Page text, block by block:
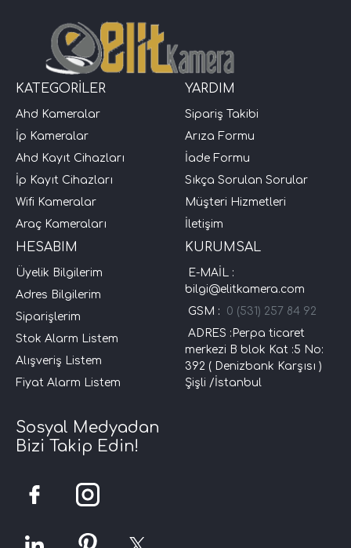
KATEGORİLER
Ahd Kameralar
İp Kameralar
Ahd Kayıt Cihazları
İp Kayıt Cihazları
Wifi Kameralar
Araç Kameraları
YARDIM
Sipariş Takibi
Arıza Formu
İade Formu
Sıkça Sorulan Sorular
Müşteri Hizmetleri
İletişim
HESABIM
Üyelik Bilgilerim
Adres Bilgilerim
Siparişlerim
Stok Alarm Listem
Alışveriş Listem
Fiyat Alarm Listem
KURUMSAL
E-MAİL :
bilgi@elitkamera.com
GSM : 0 (531) 257 84 92
ADRES :Perpa ticaret
merkezi B blok Kat :5 No:
392 ( Denizbank Karşısı )
Şişli /İstanbul
Sosyal Medyadan
Bizi Takip Edin!